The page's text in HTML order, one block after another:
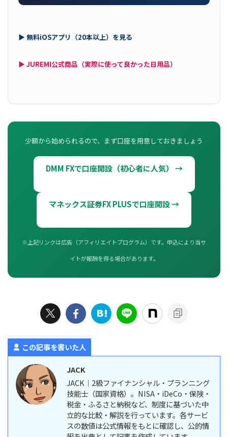
▶ 無料iOSアプリ（20本以上）を見る
▶ JUREMI公式商品（実際に使って良かった日用品）
少額から始められるので、まず口座を用意しておきましょう
DMM FXで口座開設（初心者に人気） →
マネックス証券FX PLUSで口座開設 →
※上記リンクは広告（アフィリエイトプログラム）です。申込により当サ
イトが報酬を得る場合があります。
この記事を書いた人
JACK
JACK｜2級ファイナンシャル・プランニング
技能士（国家資格）。NISA・iDeCo・保険・
税金・ふるさと納税など、制度に基づいた中
立的な比較・解説を行っています。各サービ
スの数値は公式情報をもとに確認し、公的情